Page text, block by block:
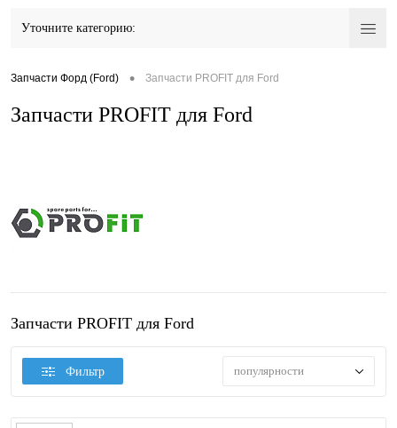
Уточните категорию:
Запчасти Форд (Ford) • Запчасти PROFIT для Ford
Запчасти PROFIT для Ford
Запчасти PROFIT для Ford
Фильтр популярности